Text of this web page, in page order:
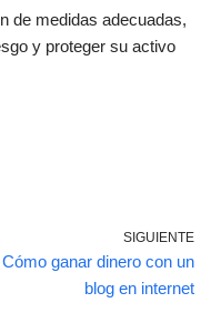
de medidas adecuadas,
y proteger su activo
SIGUIENTE
Cómo ganar dinero con un
blog en internet